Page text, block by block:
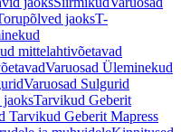
jaoksT-
mittelahtivõetavad
Varuosad Üleminekud
Varuosad Sulgurid
jaoksTarvikud Geberit
Tarvikud Geberit Mapress